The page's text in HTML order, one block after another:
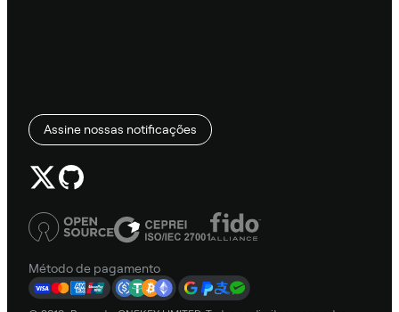
Assine nossas notificações
Método de pagamento